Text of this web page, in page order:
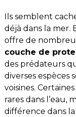
Ils semblent
déjà dans la mer.
offre de
couche de
des prédateurs
diverses
voisines.
rares dans l’eau,
différence dans